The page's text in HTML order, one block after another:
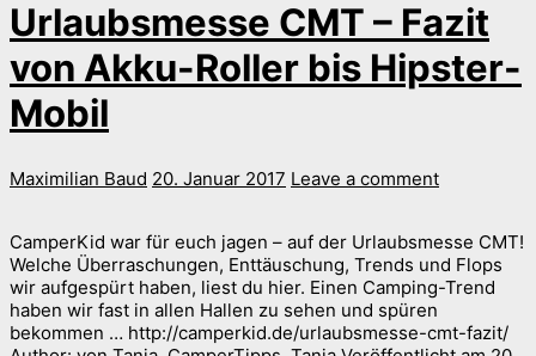
Urlaubsmesse CMT – Fazit
von Akku-Roller bis Hipster-
Mobil
Maximilian Baud 20. Januar 2017 Leave a comment
CamperKid war für euch jagen – auf der Urlaubsmesse CMT!
Welche Überraschungen, Enttäuschung, Trends und Flops
wir aufgespürt haben, liest du hier. Einen Camping-Trend
haben wir fast in allen Hallen zu sehen und spüren
bekommen … http://camperkid.de/urlaubsmesse-cmt-fazit/